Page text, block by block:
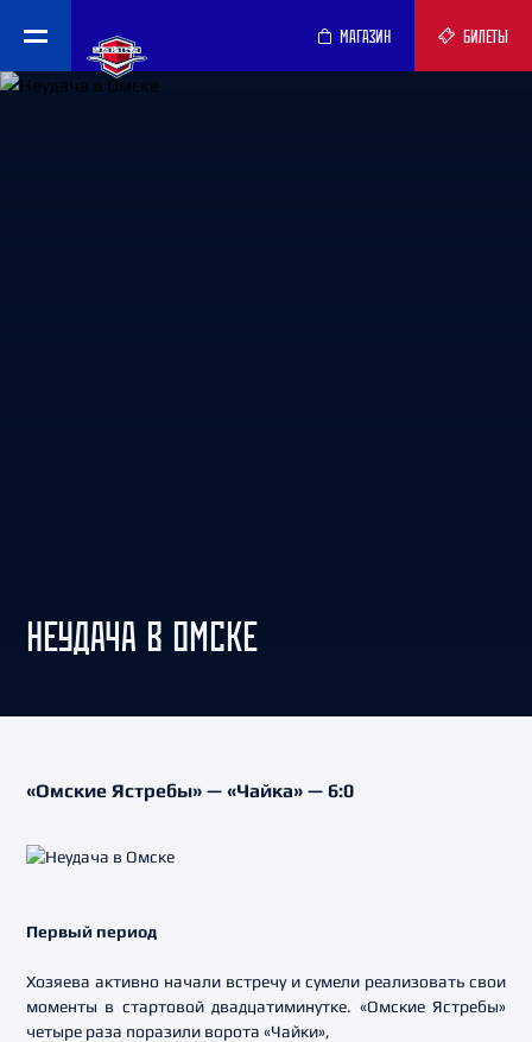
МАГАЗИН БИЛЕТЫ
НЕУДАЧА В ОМСКЕ
«Омские Ястребы» — «Чайка» — 6:0
Первый период
Хозяева активно начали встречу и сумели реализовать свои
моменты в стартовой двадцатиминутке. «Омские Ястребы»
четыре раза поразили ворота «Чайки»,